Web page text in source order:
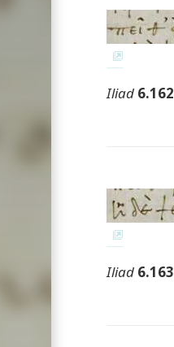
Iliad 6.162
Iliad 6.163